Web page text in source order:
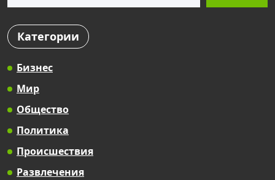
Категории
Бизнес
Мир
Общество
Политика
Происшествия
Развлечения